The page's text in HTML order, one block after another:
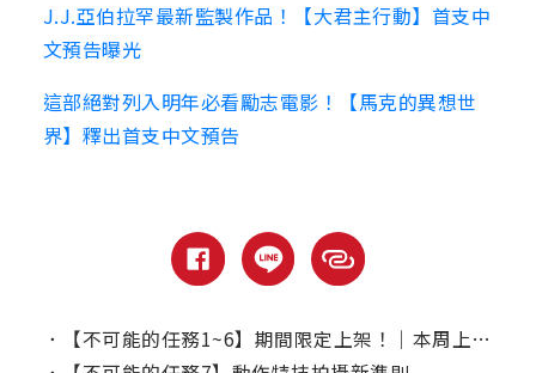
J.J.亞伯拉罕最新監製作品！【大君主行動】首支中
文預告曝光
這部絕對列入明年必看勵志電影！【馬克的異想世
界】釋出首支中文預告
．
【不可能的任務1~6】期間限定上架！｜本周上線、電視首播推薦